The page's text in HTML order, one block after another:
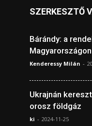
SZERKESZTŐ
Bárándy: a
Kenderessy Milán -
Ukrajnán
orosz földgáz
ki - 2024-11-25